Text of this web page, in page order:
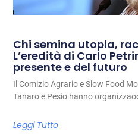
Chi semina utopia,
L’eredità di Carlo
presente e del futuro
Il Comizio Agrario e Slow Food
Tanaro e Pesio hanno
Leggi Tutto